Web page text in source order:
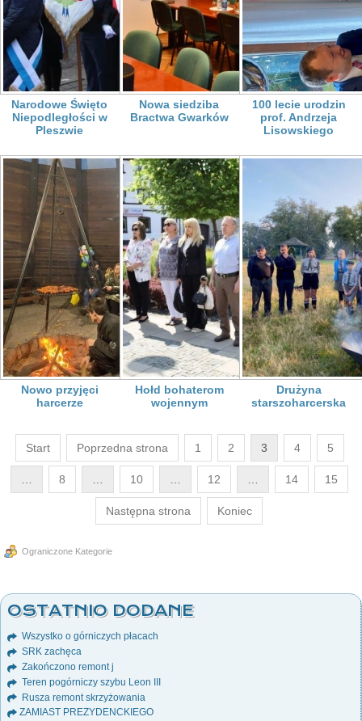
Narodowe Święto
Niepodległości w
Pleszwie
Nowa siedziba
Bractwa Gwarków
100 lecie urodzin
prof. Andrzeja
Lisowskiego
Nowo przyjęci
harcerze
Hołd bohaterom
wojennym
Drużyna
starszoharcerska
Start Poprzedna strona 1 2 3 4 5
8 10 12 14 15
Następna strona Koniec
Ograniczone Kategorie
OSTATNIO DODANE
Wszystko o górniczych płacach
SRK zachęca
Zakończono remont j
Teren pogórniczy szybu Leon III
Rusza remont skrzyżowania
ZAMIAST PREZYDENCKIEGO